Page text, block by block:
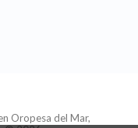
Oropesa del Mar,